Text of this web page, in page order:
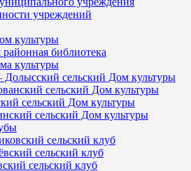
учреждений
культуры
библиотека
культуры
сельский Дом культуры
сельский Дом культуры
сельский Дом культуры
сельский Дом культуры
сельский клуб
сельский клуб
сельский клуб